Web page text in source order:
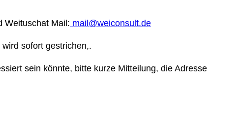
Weituschat Mail: mail@weiconsult.de
sofort gestrichen,.
sein könnte, bitte kurze Mitteilung, die Adresse